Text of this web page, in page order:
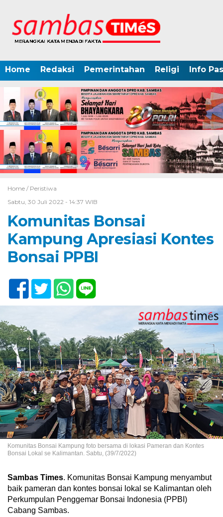
Home Redaksi Pemerintahan Religi Info
Home / Peristiwa
Sabtu, 30 Juli 2022 - 14:37 WIB
Komunitas Bonsai
Kampung Apresiasi Kontes
Bonsai PPBI
Komunitas Bonsai Kampung foto bersama di lokasi Pameran dan Kontes
Bonsai Lokal se Kalimantan. Sabtu, (39/7/2022)
Sambas Times. Komunitas Bonsai Kampung menyambut
baik pameran dan kontes bonsai lokal se Kalimantan oleh
Perkumpulan Penggemar Bonsai Indonesia (PPBI)
Cabang Sambas.